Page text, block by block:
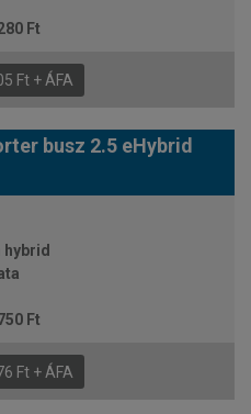
Ft
Ft + ÁFA
busz 2.5 eHybrid
Ft
Ft + ÁFA